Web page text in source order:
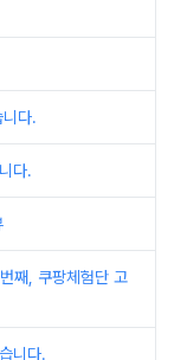
다.
다.
째, 쿠팡체험단 고
니다.